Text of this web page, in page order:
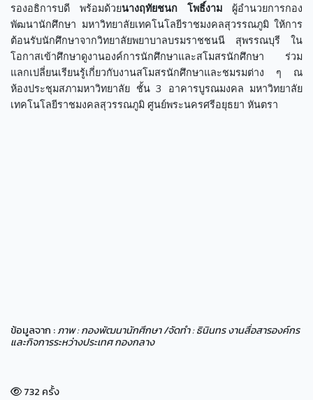
รองอธิการบดี พร้อมด้วยนางฤทัยชนก โพธิ์งาม
ผู้อำนวยการกอง
พัฒนานักศึกษา มหาวิทยาลัยเทคโนโลยีราชมงคลสุวรรณภูมิ ให้การ
ต้อนรับนักศึกษาจากวิทยาลัยพยาบาลบรมราชชนนี สุพรรณบุรี ใน
โอกาสเข้าศึกษาดูงานองค์การนักศึกษาและสโมสรนักศึกษา ร่วม
แลกเปลี่ยนเรียนรู้เกี่ยวกับงานสโมสรนักศึกษาและชมรมต่าง ๆ ณ
ห้องประชุมสภามหาวิทยาลัย ชั้น 3 อาคารบูรณมงคล มหาวิทยาลัย
เทคโนโลยีราชมงคลสุวรรณภูมิ ศูนย์พระนครศรีอยุธยา หันตรา
ข้อมูลจาก :ภาพ : กองพัฒนานักศึกษา /จัดทำ : ธินินทร งานสื่อสารองค์กร
และกิจการระหว่างประเทศ กองกลาง
732 ครั้ง